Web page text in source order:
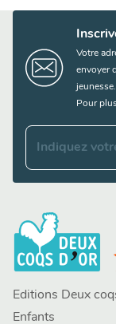
Votre
envoyer
Pour
Indiquez
Editions Deux
Enfants